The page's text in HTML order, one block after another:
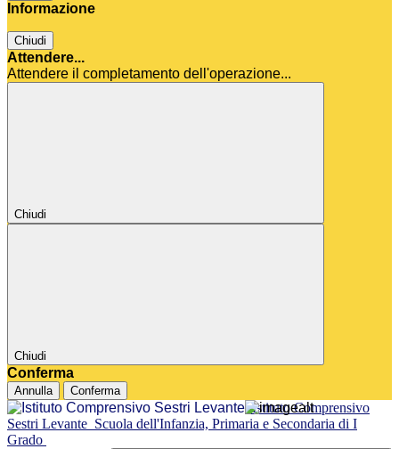
Informazione
Chiudi
Attendere...
Attendere il completamento dell'operazione...
Chiudi
Chiudi
Conferma
Annulla Conferma
Istituto Comprensivo
Sestri Levante Scuola dell'Infanzia, Primaria e Secondaria di I
Grado